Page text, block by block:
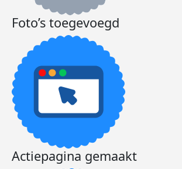
Foto’s toegevoegd
Actiepagina gemaakt